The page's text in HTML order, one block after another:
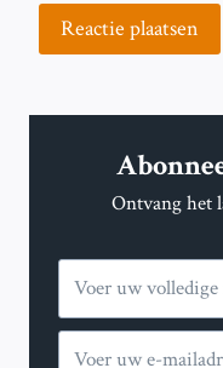
Ontvang het